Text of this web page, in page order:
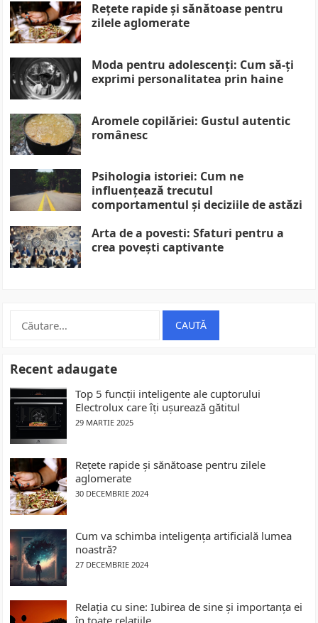
Rețete rapide și sănătoase pentru
zilele aglomerate
Moda pentru adolescenți: Cum să-ți
exprimi personalitatea prin haine
Aromele copilăriei: Gustul autentic
românesc
Psihologia istoriei: Cum ne
influențează trecutul
comportamentul și deciziile de astăzi
Arta de a povesti: Sfaturi pentru a
crea povești captivante
Caută
Recent adaugate
Top 5 funcții inteligente ale cuptorului
Electrolux care îți ușurează gătitul
29 MARTIE 2025
Rețete rapide și sănătoase pentru zilele
aglomerate
30 DECEMBRIE 2024
Cum va schimba inteligența artificială lumea
noastră?
27 DECEMBRIE 2024
Relația cu sine: Iubirea de sine și importanța ei